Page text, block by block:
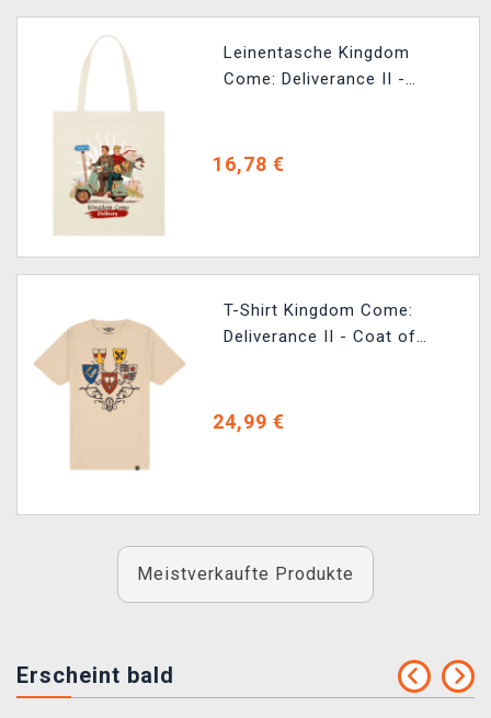
Leinentasche Kingdom
Come: Deliverance II -
16,78 €
T-Shirt Kingdom Come:
Deliverance II - Coat of
24,99 €
Meistverkaufte Produkte
Erscheint bald